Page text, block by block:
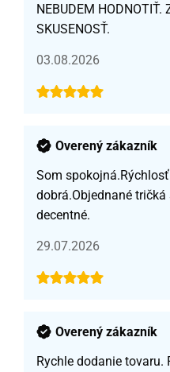
NEBUDEM HODNOTIŤ.
SKUSENOSŤ.
03.08.2026
Overený zákazník
Som
dobrá.Objednané
decentné.
29.07.2026
Overený zákazník
Rychle dodanie tovaru.